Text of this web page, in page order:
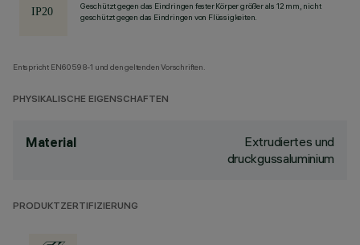
Geschützt gegen das Eindringen fester Körper größer als 12 mm, nicht
geschützt gegen das Eindringen von Flüssigkeiten.
Entspricht EN60598-1 und den geltenden Vorschriften.
PHYSIKALISCHE EIGENSCHAFTEN
Material
Extrudiertes und
druckgussaluminium
PRODUKTZERTIFIZIERUNG